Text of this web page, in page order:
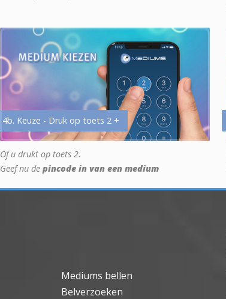
4b. Keuze - Druk op toets 2 +
Of u drukt op toets 2.
Geef nu de pincode in van een medium
Mediums bellen
Belverzoeken